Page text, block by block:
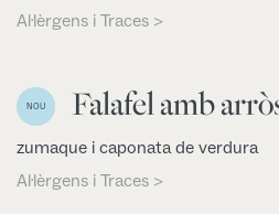
Al·lèrgens i Traces >
NOU Falafel amb
zumaque i caponata de verdura
Al·lèrgens i Traces >